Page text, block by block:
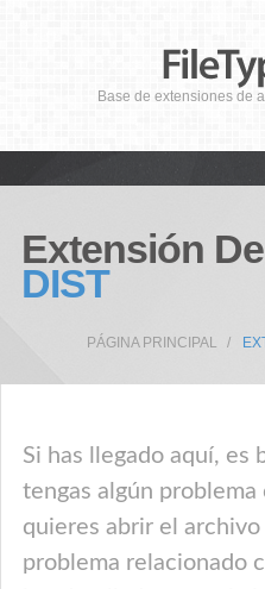
Base de extensiones de
Extensión
DIST
PÁGINA PRINCIPAL
Si has llegado aquí, es
tengas algún problema
quieres abrir el
problema relacionado